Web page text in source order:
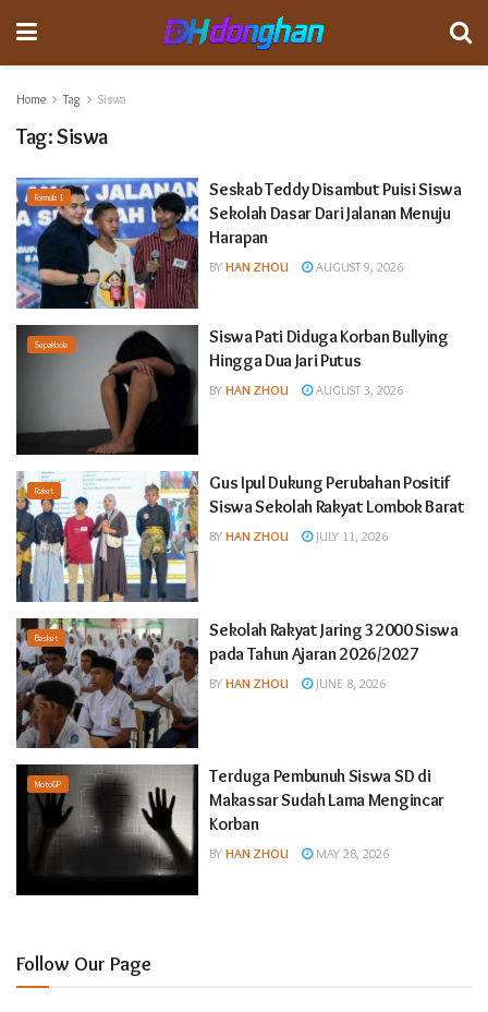
Home Tag Siswa
Tag:Siswa
Formula 1
Seskab Teddy Disambut Puisi Siswa
Sekolah Dasar Dari Jalanan Menuju
Harapan
BY HAN ZHOU AUGUST 9, 2026
Sepakbola
Siswa Pati Diduga Korban Bullying
Hingga Dua Jari Putus
BY HAN ZHOU AUGUST 3, 2026
Raket
Gus Ipul Dukung Perubahan Positif
Siswa Sekolah Rakyat Lombok Barat
BY HAN ZHOU JULY 11, 2026
Basket
Sekolah Rakyat Jaring 32000 Siswa
pada Tahun Ajaran 2026/2027
BY HAN ZHOU JUNE 8, 2026
MotoGP
Terduga Pembunuh Siswa SD di
Makassar Sudah Lama Mengincar
Korban
BY HAN ZHOU MAY 28, 2026
Follow Our Page